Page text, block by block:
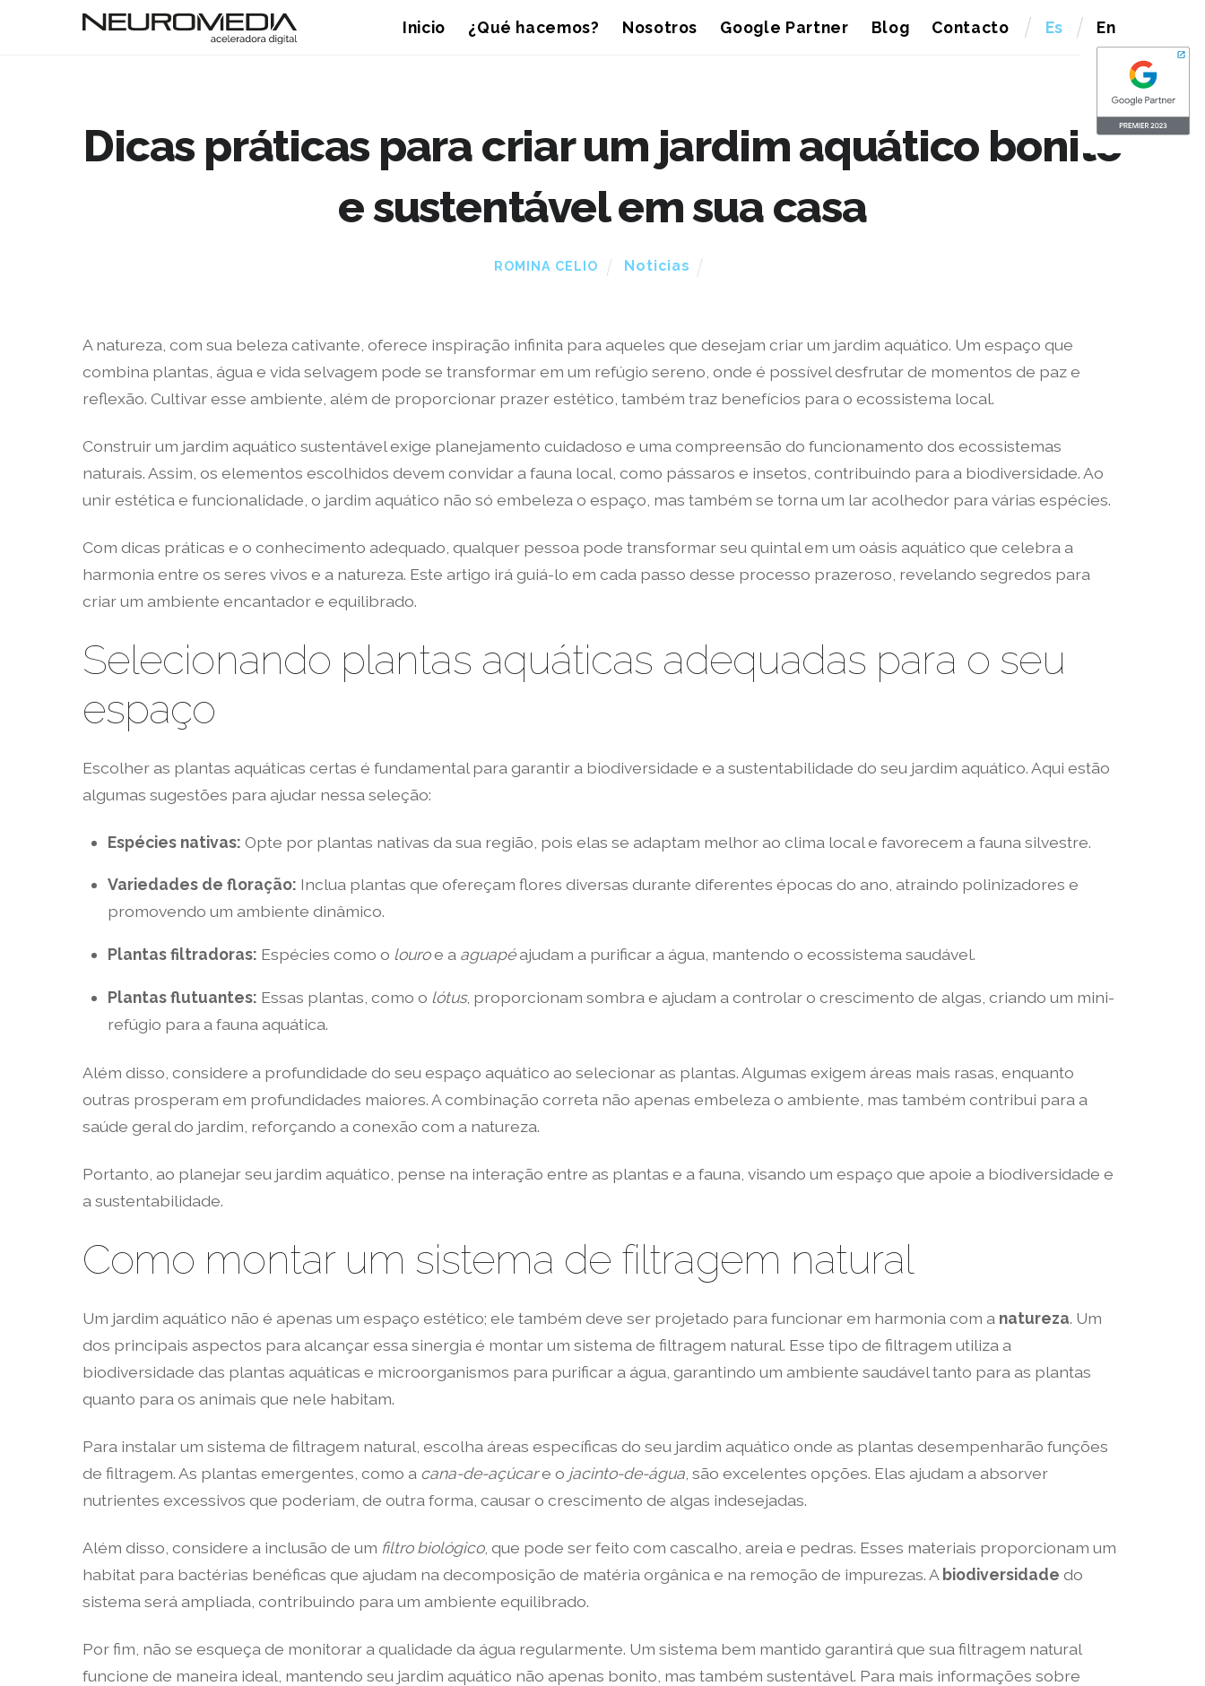
Inicio ¿Qué hacemos? Nosotros Google Partner Blog Contacto Es En
Dicas práticas para criar um jardim aquático bonito
e sustentável em sua casa
ROMINA CELIO Noticias
A natureza, com sua beleza cativante, oferece inspiração infinita para aqueles que desejam criar um jardim aquático. Um espaço que
combina plantas, água e vida selvagem pode se transformar em um refúgio sereno, onde é possível desfrutar de momentos de paz e
reflexão. Cultivar esse ambiente, além de proporcionar prazer estético, também traz benefícios para o ecossistema local.
Construir um jardim aquático sustentável exige planejamento cuidadoso e uma compreensão do funcionamento dos ecossistemas
naturais. Assim, os elementos escolhidos devem convidar a fauna local, como pássaros e insetos, contribuindo para a biodiversidade. Ao
unir estética e funcionalidade, o jardim aquático não só embeleza o espaço, mas também se torna um lar acolhedor para várias espécies.
Com dicas práticas e o conhecimento adequado, qualquer pessoa pode transformar seu quintal em um oásis aquático que celebra a
harmonia entre os seres vivos e a natureza. Este artigo irá guiá-lo em cada passo desse processo prazeroso, revelando segredos para
criar um ambiente encantador e equilibrado.
Selecionando plantas aquáticas adequadas para o seu
espaço
Escolher as plantas aquáticas certas é fundamental para garantir a biodiversidade e a sustentabilidade do seu jardim aquático. Aqui estão
algumas sugestões para ajudar nessa seleção:
Espécies nativas: Opte por plantas nativas da sua região, pois elas se adaptam melhor ao clima local e favorecem a fauna silvestre.
Variedades de floração: Inclua plantas que ofereçam flores diversas durante diferentes épocas do ano, atraindo polinizadores e
promovendo um ambiente dinâmico.
Plantas filtradoras: Espécies como o louroe a aguapéajudam a purificar a água, mantendo o ecossistema saudável.
Plantas flutuantes: Essas plantas, como o lótus, proporcionam sombra e ajudam a controlar o crescimento de algas, criando um mini-
refúgio para a fauna aquática.
Além disso, considere a profundidade do seu espaço aquático ao selecionar as plantas. Algumas exigem áreas mais rasas, enquanto
outras prosperam em profundidades maiores. A combinação correta não apenas embeleza o ambiente, mas também contribui para a
saúde geral do jardim, reforçando a conexão com a natureza.
Portanto, ao planejar seu jardim aquático, pense na interação entre as plantas e a fauna, visando um espaço que apoie a biodiversidade e
a sustentabilidade.
Como montar um sistema de filtragem natural
Um jardim aquático não é apenas um espaço estético; ele também deve ser projetado para funcionar em harmonia com a natureza. Um
dos principais aspectos para alcançar essa sinergia é montar um sistema de filtragem natural. Esse tipo de filtragem utiliza a
biodiversidade das plantas aquáticas e microorganismos para purificar a água, garantindo um ambiente saudável tanto para as plantas
quanto para os animais que nele habitam.
Para instalar um sistema de filtragem natural, escolha áreas específicas do seu jardim aquático onde as plantas desempenharão funções
de filtragem. As plantas emergentes, como a cana-de-açúcare o jacinto-de-água , são excelentes opções. Elas ajudam a absorver
nutrientes excessivos que poderiam, de outra forma, causar o crescimento de algas indesejadas.
Além disso, considere a inclusão de um filtro biológico, que pode ser feito com cascalho, areia e pedras. Esses materiais proporcionam um
habitat para bactérias benéficas que ajudam na decomposição de matéria orgânica e na remoção de impurezas. A biodiversidade do
sistema será ampliada, contribuindo para um ambiente equilibrado.
Por fim, não se esqueça de monitorar a qualidade da água regularmente. Um sistema bem mantido garantirá que sua filtragem natural
funcione de maneira ideal, mantendo seu jardim aquático não apenas bonito, mas também sustentável. Para mais informações sobre